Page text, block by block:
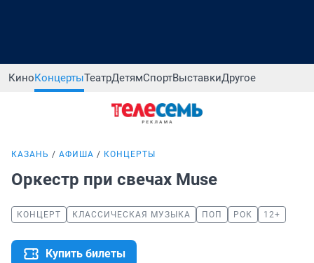
КиноКонцертыТеатрДетямСпортВыставкиДругое
КАЗАНЬ АФИША КОНЦЕРТЫ
Оркестр при свечах Muse
КОНЦЕРТ КЛАССИЧЕСКАЯ МУЗЫКА ПОП РОК 12+
Купить билеты